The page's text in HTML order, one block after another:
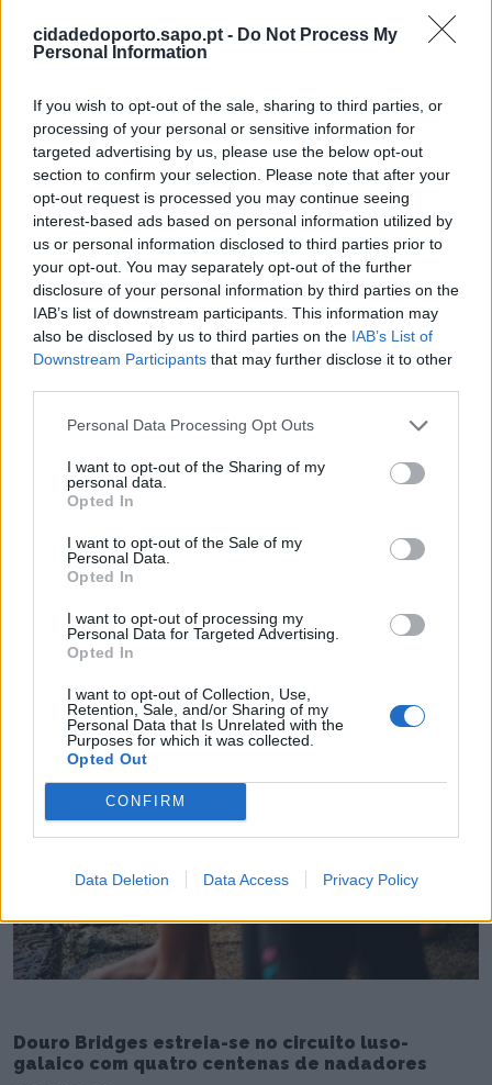
cidadedoporto.sapo.pt - Do Not Process My
Personal Information
If you wish to opt-out of the sale, sharing to third parties, or
processing of your personal or sensitive information for
targeted advertising by us, please use the below opt-out
section to confirm your selection. Please note that after your
opt-out request is processed you may continue seeing
interest-based ads based on personal information utilized by
us or personal information disclosed to third parties prior to
your opt-out. You may separately opt-out of the further
disclosure of your personal information by third parties on the
IAB’s list of downstream participants. This information may
also be disclosed by us to third parties on the IAB’s List of
Downstream Participants that may further disclose it to other
Personal Data Processing Opt Outs
I want to opt-out of the Sharing of my
personal data.
Opted In
I want to opt-out of the Sale of my
Personal Data.
Opted In
I want to opt-out of processing my
Personal Data for Targeted Advertising.
Opted In
I want to opt-out of Collection, Use,
Retention, Sale, and/or Sharing of my
Personal Data that Is Unrelated with the
Purposes for which it was collected.
Opted Out
CONFIRM
Data Deletion Data Access Privacy Policy
Comando Metropolitano do Porto celebra 159
7/08/2026
Reabilitação de edifício devoluto na Rua do
Heroísmo dá lugar a quatro habitações duplex
João Fonte reforça equipa de futsal do FC Porto
6/08/2026
Douro Bridges estreia-se no circuito luso-
galaico com quatro centenas de nadadores